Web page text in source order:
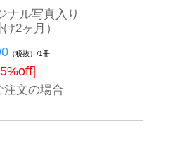
ナル写真入り
け2ヶ月）
（税抜）/1冊
注文の場合